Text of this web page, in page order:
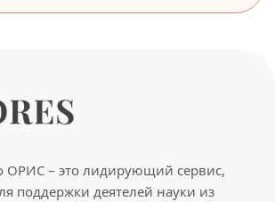
ОРИС – это лидирующий сервис,
поддержки деятелей науки из